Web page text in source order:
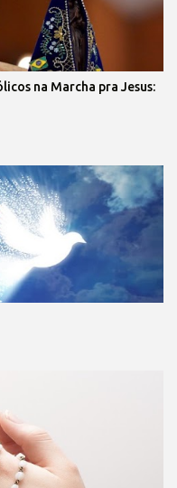
na Marcha pra Jesus: